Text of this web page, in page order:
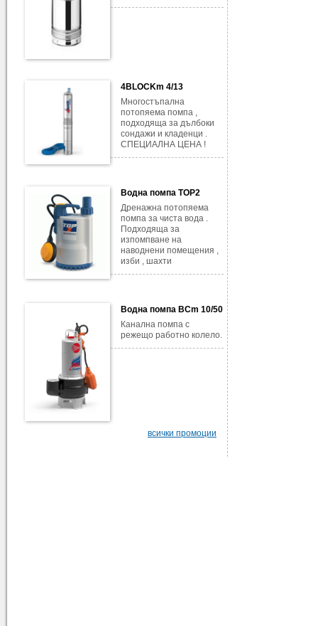
4BLOCKm 4/13
Многостъпална
потопяема помпа ,
подходяща за дълбоки
сондажи и кладенци .
СПЕЦИАЛНА ЦЕНА !
Водна помпа TOP2
Дренажна потопяема
помпа за чиста вода .
Подходяща за
изпомпване на
наводнени помещения ,
изби , шахти
Водна помпа BCm 10/50
Канална помпа с
режещо работно колело.
всички промоции